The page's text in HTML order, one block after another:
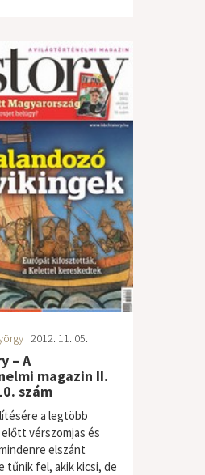
| 2012. 11. 05.
– A
magazin II.
szám
a legtöbb
vérszomjas és
elszánt
tűnik fel, akik kicsi, de